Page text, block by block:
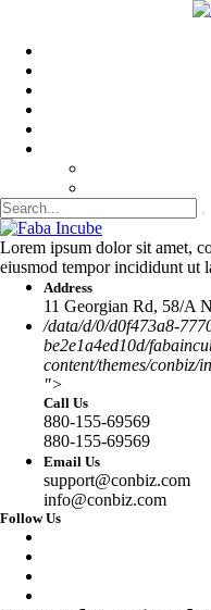
Lorem ipsum dolor sit amet,
eiusmod tempor incididunt ut
Address
11 Georgian Rd, 58/A
/data/d/0/d0f473a8-
be2e1a4ed10d/
content/themes/conbiz/
">
Call Us
880-155-69569
880-155-69569
Email Us
support@conbiz.com
info@conbiz.com
Follow Us